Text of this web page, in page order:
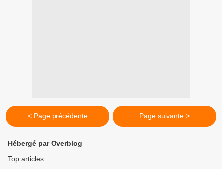
< Page précédente Page suivante >
Hébergé par Overblog
Top articles